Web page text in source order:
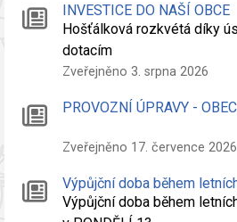
INVESTICE DO NAŠÍ OBCE
Hošťálková rozkvétá díky
dotacím
Zveřejněno 3. srpna 2026
PROVOZNÍ ÚPRAVY -
Zveřejněno 17. července 2026
Výpůjční doba během
Výpůjční doba během